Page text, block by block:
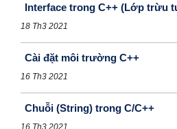
Interface trong C++ (Lớp trừu
18 Th3 2021
Cài đặt môi trường C++
16 Th3 2021
Chuỗi (String) trong C/C++
16 Th3 2021